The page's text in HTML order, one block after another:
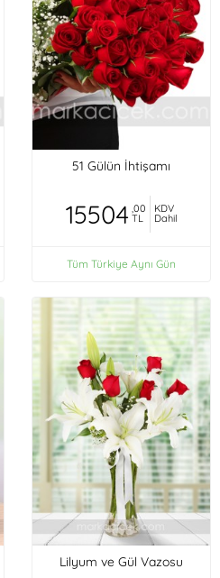
51 Gülün İhtişamı
15504 ,00
TL
KDV
Dahil
Tüm Türkiye Aynı Gün
Lilyum ve Gül Vazosu